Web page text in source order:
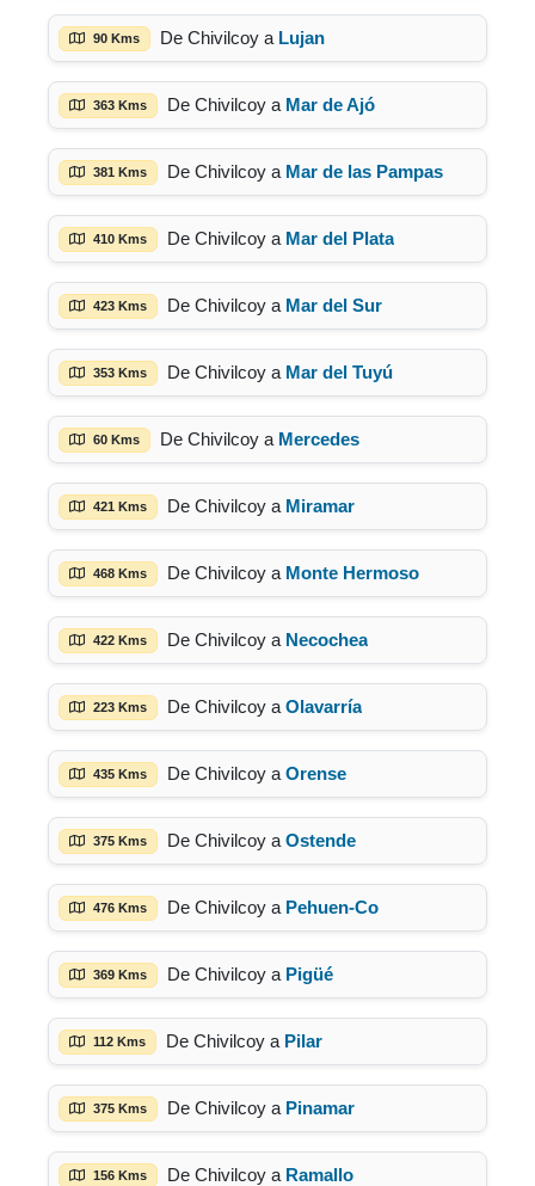
90 Kms De Chivilcoy a Lujan
363 Kms De Chivilcoy a Mar de Ajó
381 Kms De Chivilcoy a Mar de las Pampas
410 Kms De Chivilcoy a Mar del Plata
423 Kms De Chivilcoy a Mar del Sur
353 Kms De Chivilcoy a Mar del Tuyú
60 Kms De Chivilcoy a Mercedes
421 Kms De Chivilcoy a Miramar
468 Kms De Chivilcoy a Monte Hermoso
422 Kms De Chivilcoy a Necochea
223 Kms De Chivilcoy a Olavarría
435 Kms De Chivilcoy a Orense
375 Kms De Chivilcoy a Ostende
476 Kms De Chivilcoy a Pehuen-Co
369 Kms De Chivilcoy a Pigüé
112 Kms De Chivilcoy a Pilar
375 Kms De Chivilcoy a Pinamar
156 Kms De Chivilcoy a Ramallo